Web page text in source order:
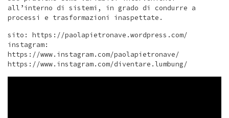
all’interno di sistemi, in grado di condurre a
processi e trasformazioni inaspettate.
sito: https://paolapietronave.wordpress.com/
instagram:
https://www.instagram.com/paolapietronave/
https://www.instagram.com/diventare.lumbung/